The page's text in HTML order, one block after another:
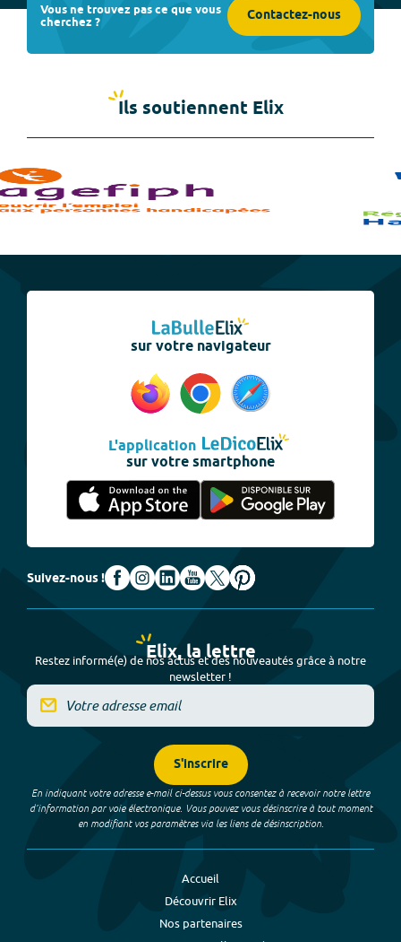
Vous ne trouvez pas ce que vous
cherchez ? Contactez-nous
Ils soutiennent Elix
sur votre navigateur
L'application
sur votre smartphone
Suivez-nous !
Elix, la lettre
Restez informé(e) de nos actus et des nouveautés grâce à notre
newsletter !
S'inscrire
En indiquant votre adresse e-mail ci-dessus vous consentez à recevoir notre lettre
d’information par voie électronique. Vous pouvez vous désinscrire à tout moment
en modifiant vos paramètres via les liens de désinscription.
Accueil
Découvrir Elix
Nos partenaires